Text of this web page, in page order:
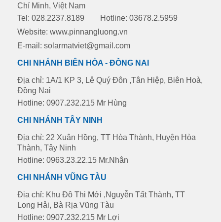
Chí Minh, Việt Nam
Tel: 028.2237.8189
Hotline: 03678.2.5959
Website: www.pinnangluong.vn
E-mail: solarmatviet@gmail.com
CHI NHÁNH BIÊN HÒA - ĐỒNG NAI
Địa chỉ: 1A/1 KP 3, Lê Quý Đôn ,Tân Hiệp, Biên Hoà,
Đồng Nai
Hotline: 0907.232.215 Mr Hùng
CHI NHÁNH TÂY NINH
Địa chỉ: 22 Xuân Hồng, TT Hòa Thành, Huyện Hòa
Thành, Tây Ninh
Hotline: 0963.23.22.15 Mr.Nhân
CHI NHÁNH VŨNG TÀU
Địa chỉ: Khu Đô Thi Mới ,Nguyễn Tất Thành, TT
Long Hải, Bà Rịa Vũng Tàu
Hotline: 0907.232.215 Mr Lợi